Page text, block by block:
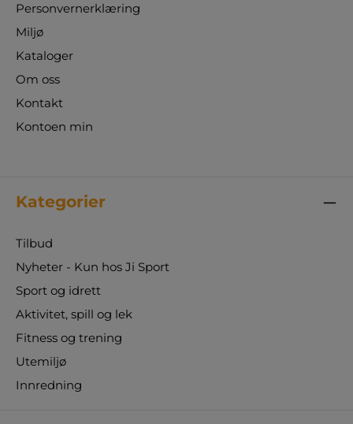
Personvernerklæring
Miljø
Kataloger
Om oss
Kontakt
Kontoen min
Kategorier
Tilbud
Nyheter - Kun hos Ji Sport
Sport og idrett
Aktivitet, spill og lek
Fitness og trening
Utemiljø
Innredning